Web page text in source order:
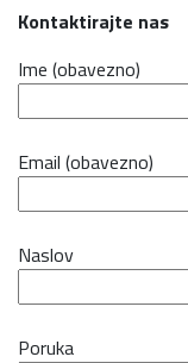
Kontaktirajte nas
Ime (obavezno)
Email (obavezno)
Naslov
Poruka